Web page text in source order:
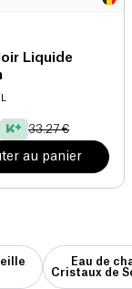
Liquide
33.27 €
au panier
Eau de
Cristaux de